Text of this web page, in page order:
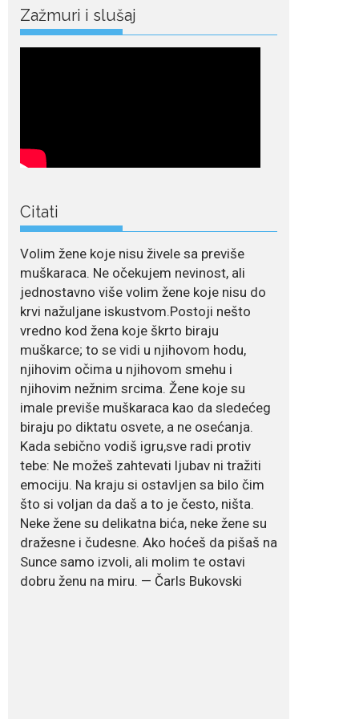
Crnogorska pjevačica Nina Petković privukla je
brojne poglede...
Olivera Katarina preminula je u 87....
Ovo je najbolja hrana
metabolizma za više
energije i zdravu težinu
Ne postoji brz ni
jednostavan način za
mršavljenje,...
July 19, 2026
Dejana Golubović
Pejović zablistala u
kupaćem: Poslije
drugog porođaja
zategnuta kao praćka
Crnogorska voditeljka Dejana Golubović Pejović
ponovo je oduševila...
July 19, 2026
Raskid sa ovim
znakovima zodijaka
teško mogu da se
zaborave
Zažmuri i slušaj
Citati
Volim žene koje nisu živele sa previše
muškaraca. Ne očekujem nevinost, ali
jednostavno više volim žene koje nisu do
krvi nažuljane iskustvom.Postoji nešto
vredno kod žena koje škrto biraju
muškarce; to se vidi u njihovom hodu,
njihovim očima u njihovom smehu i
njihovim nežnim srcima. Žene koje su
imale previše muškaraca kao da sledećeg
biraju po diktatu osvete, a ne osećanja.
Kada sebično vodiš igru,sve radi protiv
tebe: Ne možeš zahtevati ljubav ni tražiti
emociju. Na kraju si ostavljen sa bilo čim
što si voljan da daš a to je često, ništa.
Neke žene su delikatna bića, neke žene su
dražesne i čudesne. Ako hoćeš da pišaš na
Sunce samo izvoli, ali molim te ostavi
dobru ženu na miru. — Čarls Bukovski